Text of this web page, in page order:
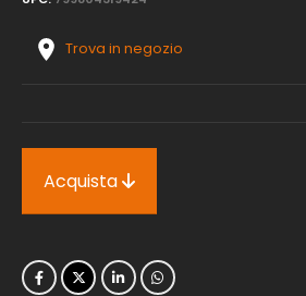
Trova in negozio
Acquista